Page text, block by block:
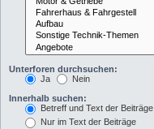
Unterforen durchsuchen:
Ja
Nein
Innerhalb suchen:
Betreff und Text der Beiträge
Nur im Text der Beiträge